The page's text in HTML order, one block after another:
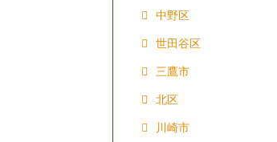
中野区
世田谷区
三鷹市
北区
川崎市